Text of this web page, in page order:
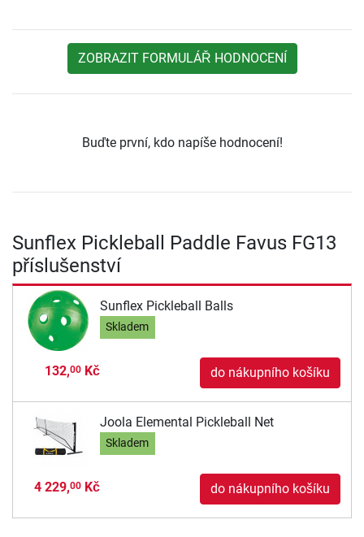
ZOBRAZIT FORMULÁŘ HODNOCENÍ
Buďte první, kdo napíše hodnocení!
Sunflex Pickleball Paddle Favus FG13
příslušenství
Sunflex Pickleball Balls
Skladem
132,00Kč do nákupního košíku
Joola Elemental Pickleball Net
Skladem
4 229,00Kč do nákupního košíku